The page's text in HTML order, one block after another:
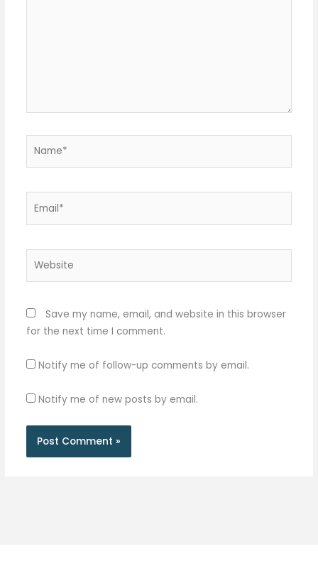
Save my name, email, and website in this browser
for the next time I comment.
Notify me of follow-up comments by email.
Notify me of new posts by email.